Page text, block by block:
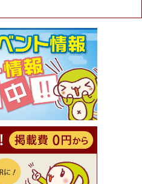
会計より全品5％OFF（ナチ
ショップ［マキマキ］）
割引 特価 VIO脱毛11,000円
門ワックス脱毛サロン Mickle
コース 3,500円→3,000円（料
）（創作イタリアン Pia Cu
）
料理全品20％OFF ※18時以
Cuore（ピアクオーレ））